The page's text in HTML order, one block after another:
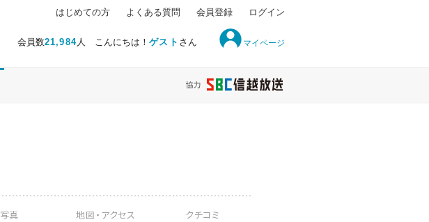
会員数21,984人 こんにちは！ゲスト さん マイページ
はじめての方 よくある質問 会員登録 ログイン
写真 地図・ アクセス クチコミ